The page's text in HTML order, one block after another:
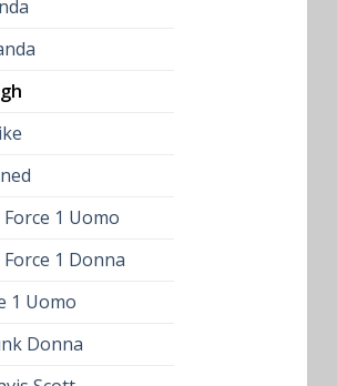
1 Uomo
1 Donna
1 Uomo
Donna